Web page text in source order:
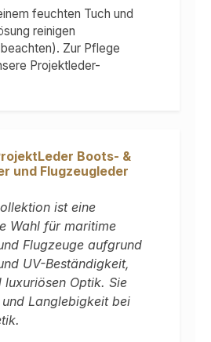
feuchten Tuch und
reinigen
Zur Pflege
Projektleder-
Boots- &
und Flugzeugleder
ist eine
Wahl für maritime
Flugzeuge aufgrund
UV-Beständigkeit,
luxuriösen Optik. Sie
Langlebigkeit bei